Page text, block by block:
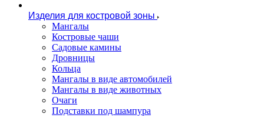
Изделия для костровой зоны
Мангалы
Костровые чаши
Садовые камины
Дровницы
Кольца
Мангалы в виде автомобилей
Мангалы в виде животных
Очаги
Подставки под шампура